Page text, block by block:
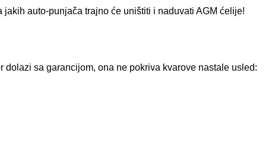
auto-punjača trajno će uništiti i naduvati AGM ćelije!
sa garancijom, ona ne pokriva kvarove nastale usled: